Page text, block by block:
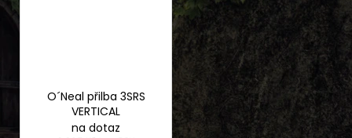
O´Neal přilba 3SRS
VERTICAL
na dotaz